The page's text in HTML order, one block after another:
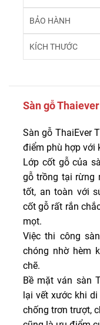
BẢO HÀNH
KÍCH THƯỚC
Sàn gỗ
Sàn gỗ ThaiEver
điểm phù hợp với
Lớp cốt gỗ của
gỗ trồng tại rừng
tốt, an toàn với
cốt gỗ rất rắn
mọt.
Việc thi công
chóng nhờ hèm
chẽ.
Bề mặt ván sàn
lại vết xước khi
chống trơn trượt,